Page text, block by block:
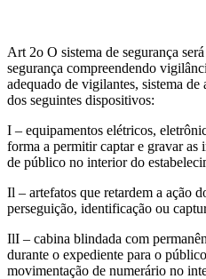
Art 2o O sistema de segurança
segurança compreendendo
adequado de vigilantes, sistema
dos seguintes dispositivos:
I – equipamentos elétricos,
forma a permitir captar e gravar as
de público no interior do
Il – artefatos que retardem a ação
perseguição, identificação ou
IlI – cabina blindada com
durante o expediente para o
movimentação de numerário no